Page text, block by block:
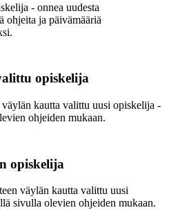
- onnea uudesta
ohjeita ja päivämääriä
opiskelija
kautta valittu uusi opiskelija -
ohjeiden mukaan.
opiskelija
väylän kautta valittu uusi
sivulla olevien ohjeiden mukaan.